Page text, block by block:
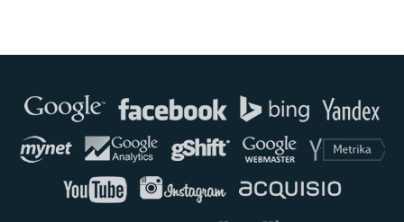
Genellikle anında yanıt verir